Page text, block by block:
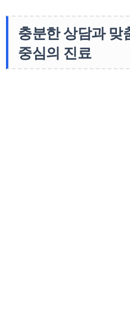
충분한 상담과 맞
중심의 진료